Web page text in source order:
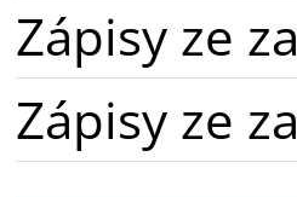
Zápisy ze
Zápisy ze